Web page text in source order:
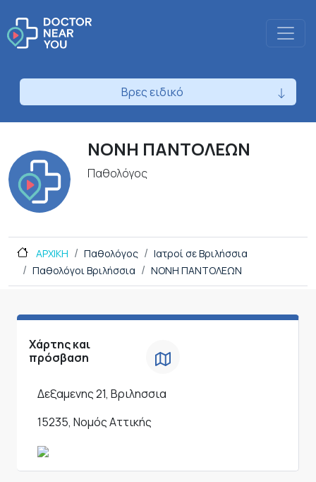
Βρες ειδικό
ΝΟΝΗ ΠΑΝΤΟΛΕΩΝ
Παθολόγος
ΑΡΧΙΚΗ Παθολόγος
Ιατροί σε Βριλήσσια
Παθολόγοι Βριλήσσια
ΝΟΝΗ ΠΑΝΤΟΛΕΩΝ
Χάρτης και
πρόσβαση
Δεξαμενης 21, Βριλησσια
15235, Νομός Αττικής